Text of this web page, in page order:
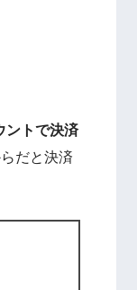
ントで決済
だと決済